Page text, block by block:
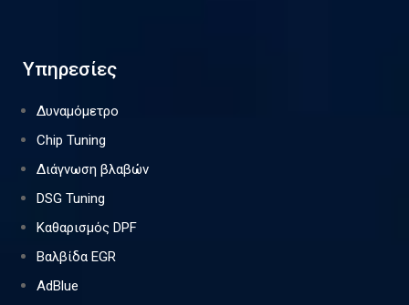
Υπηρεσίες
Δυναμόμετρο
Chip Tuning
Διάγνωση βλαβών
DSG Tuning
Καθαρισμός DPF
Βαλβίδα EGR
AdBlue